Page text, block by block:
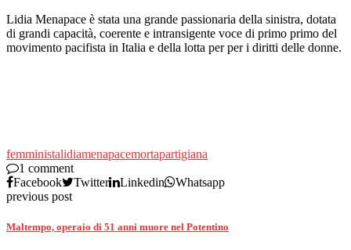
Lidia Menapace è stata una grande passionaria della sinistra, dotata
di grandi capacità, coerente e intransigente voce di primo primo del
movimento pacifista in Italia e della lotta per per i diritti delle donne.
femministalidiamenapacemortapartigiana
1 comment
Facebook
Twitter Linkedin
Whatsapp
previous post
Maltempo, operaio di 51 anni muore nel Potentino